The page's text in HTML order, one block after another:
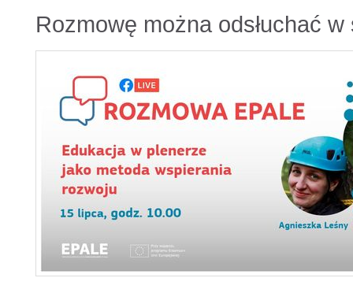
Rozmowę można odsłuchać